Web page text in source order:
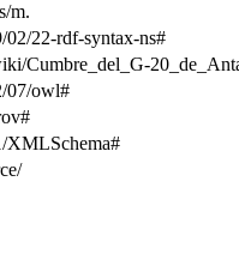
m.
22-rdf-syntax-ns#
Cumbre_del_G-
07/owl#
XMLSchema#